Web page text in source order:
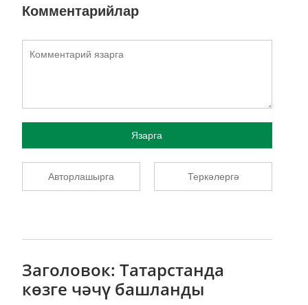
Комментарийлар
Язарга
Авторлашырга Теркәлергә
Заголовок: Татарстанда
көзге чәчү башланды